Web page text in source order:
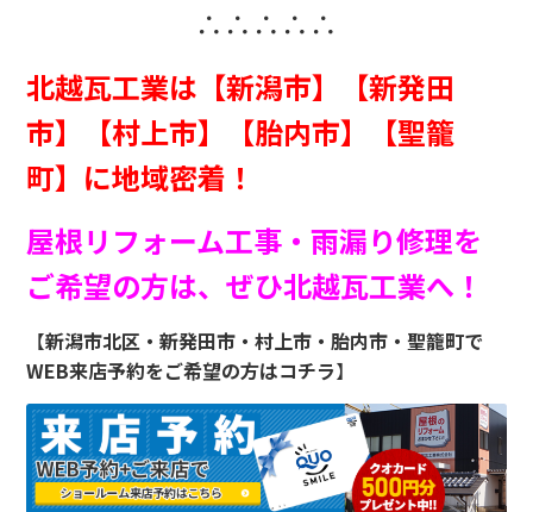
∴∴∴∴∴
北越瓦工業は【新潟市】【新発田
市】【村上市】【胎内市】【聖籠
町】に地域密着！
屋根リフォーム工事・雨漏り修理を
ご希望の方は、ぜひ北越瓦工業へ！
【新潟市北区・新発田市・村上市・胎内市・聖籠町で
WEB来店予約をご希望の方はコチラ】